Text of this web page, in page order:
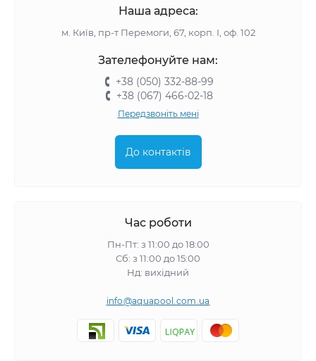
Наша адреса:
м. Київ, пр-т Перемоги, 67, корп. І, оф. 102
Зателефонуйте нам:
+38 (050) 332-88-99
+38 (067) 466-02-18
Передзвоніть мені
До контактів
Час роботи
Пн-Пт: з 11:00 до 18:00
Сб: з 11:00 до 15:00
Нд: вихідний
info@aquapool.com.ua